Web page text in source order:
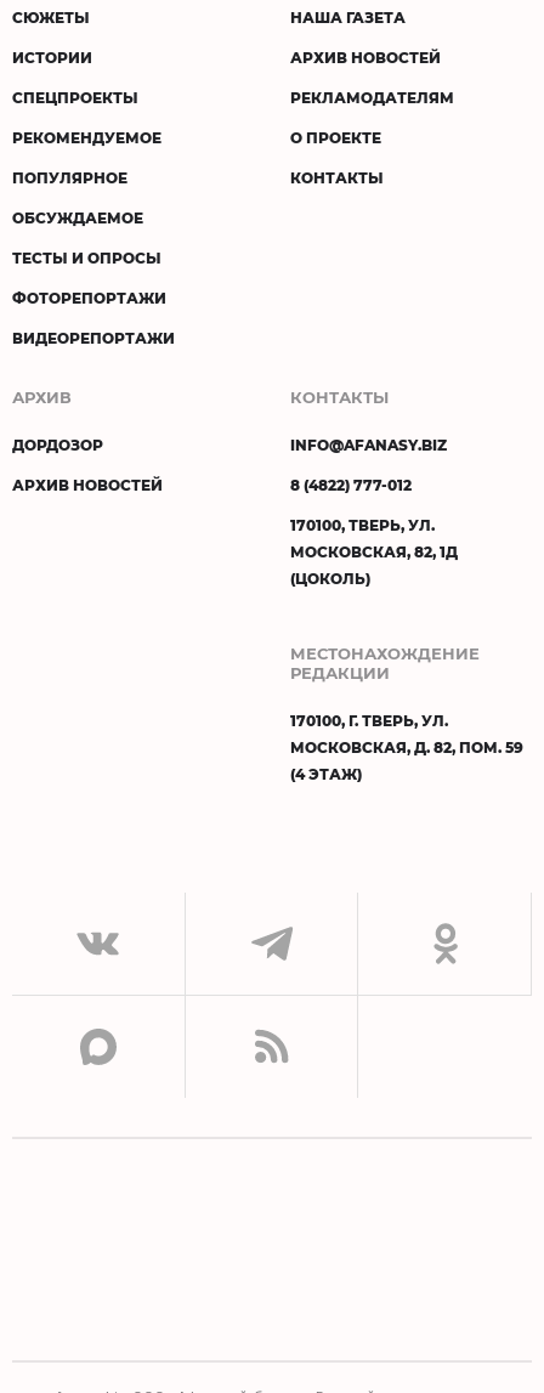
СЮЖЕТЫ
ИСТОРИИ
СПЕЦПРОЕКТЫ
РЕКОМЕНДУЕМОЕ
ПОПУЛЯРНОЕ
ОБСУЖДАЕМОЕ
ТЕСТЫ И ОПРОСЫ
ФОТОРЕПОРТАЖИ
ВИДЕОРЕПОРТАЖИ
НАША ГАЗЕТА
АРХИВ НОВОСТЕЙ
РЕКЛАМОДАТЕЛЯМ
О ПРОЕКТЕ
КОНТАКТЫ
АРХИВ
ДОРДОЗОР
АРХИВ НОВОСТЕЙ
КОНТАКТЫ
INFO@AFANASY.BIZ
8 (4822) 777-012
170100, ТВЕРЬ, УЛ.
МОСКОВСКАЯ, 82, 1Д
(ЦОКОЛЬ)
МЕСТОНАХОЖДЕНИЕ
РЕДАКЦИИ
170100, Г. ТВЕРЬ, УЛ.
МОСКОВСКАЯ, Д. 82, ПОМ. 59
(4 ЭТАЖ)